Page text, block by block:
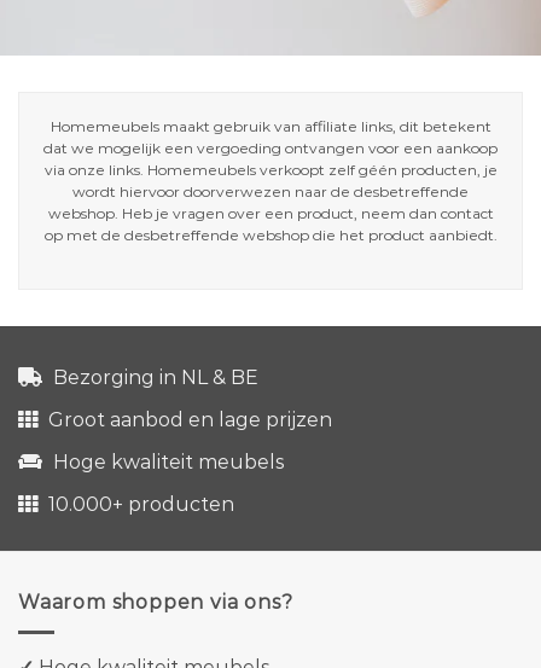
Homemeubels maakt gebruik van affiliate links, dit betekent
dat we mogelijk een vergoeding ontvangen voor een aankoop
via onze links. Homemeubels verkoopt zelf géén producten, je
wordt hiervoor doorverwezen naar de desbetreffende
webshop. Heb je vragen over een product, neem dan contact
op met de desbetreffende webshop die het product aanbiedt.
Bezorging in NL & BE
Groot aanbod en lage prijzen
Hoge kwaliteit meubels
10.000+ producten
Waarom shoppen via ons?